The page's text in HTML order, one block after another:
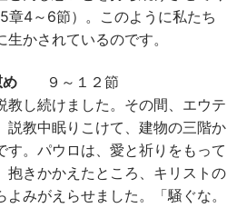
章4～6節）。このように私たち
かされているのです。
９～１２節
教し続けました。その間、エウテ
説教中眠りこけて、建物の三階か
す。パウロは、愛と祈りをもって
抱きかかえたところ、キリストの
みがえらせました。「騒ぐな。